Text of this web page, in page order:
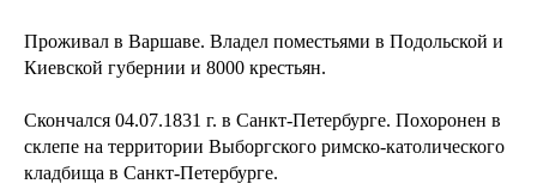
Проживал в Варшаве. Владел поместьями в Подольской и
Киевской губернии и 8000 крестьян.
Скончался 04.07.1831 г. в Санкт-Петербурге. Похоронен в
склепе на территории Выборгского римско-католического
кладбища в Санкт-Петербурге.